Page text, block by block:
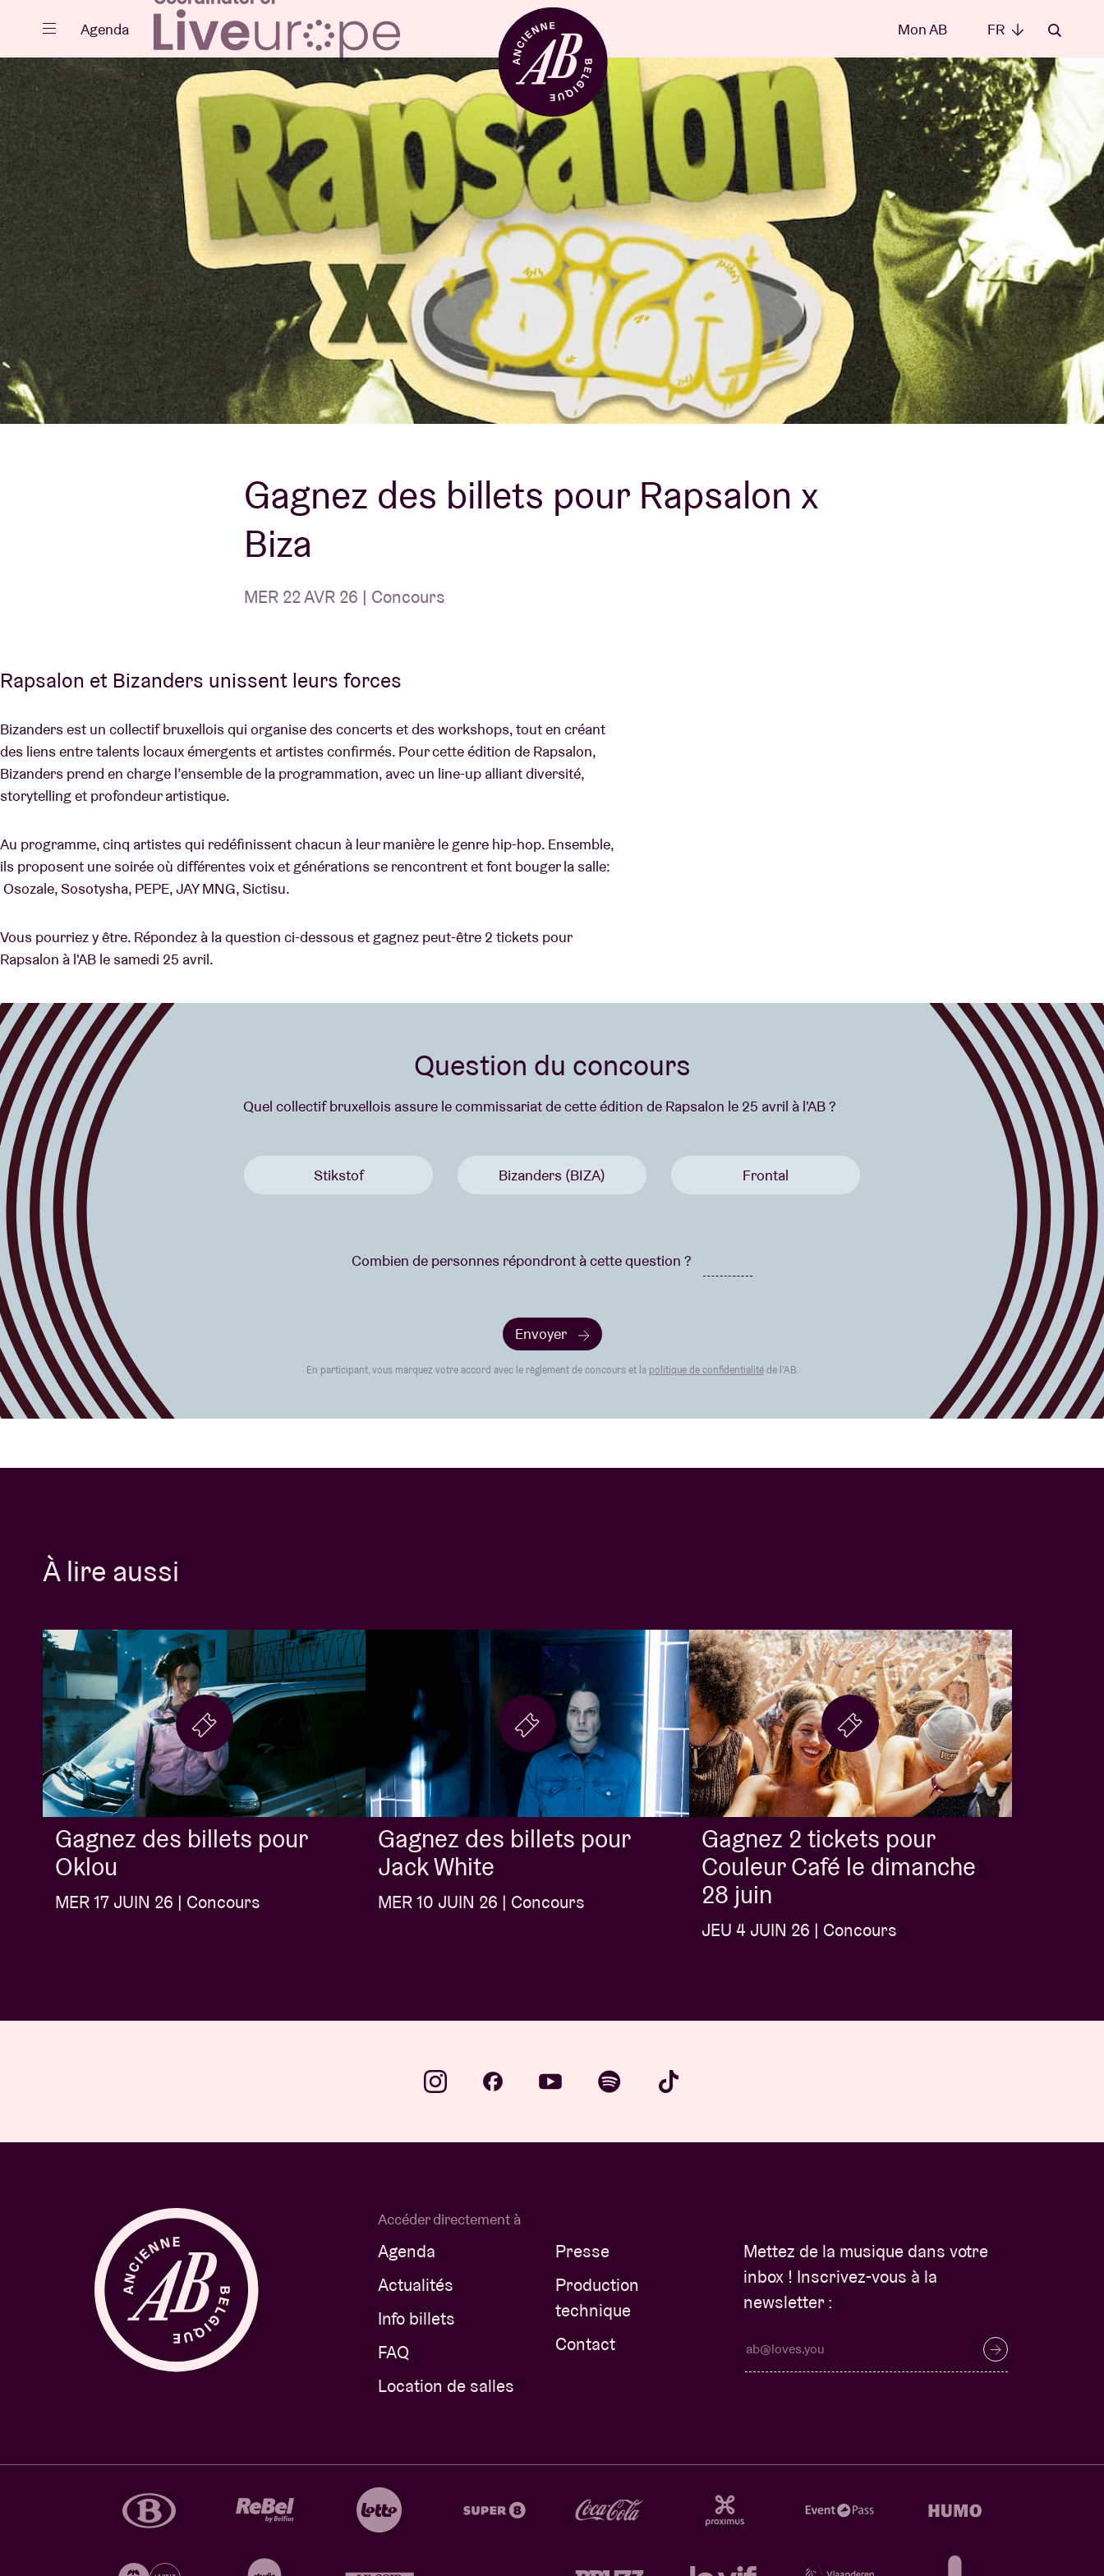
Fermer FR
Agenda
Projets
Actualités
AB ❤ you
Location de salles
BRDCST
ABtv
Chèque-concert
À propos de l'AB
Contact
Agenda Mon AB FR
Gagnez des billets pour Rapsalon x
Biza
MER 22 AVR 26 | Concours
Rapsalon et Bizanders unissent leurs forces
Bizanders est un collectif bruxellois qui organise des concerts et des workshops, tout en créant
des liens entre talents locaux émergents et artistes confirmés. Pour cette édition de Rapsalon,
Bizanders prend en charge l’ensemble de la programmation, avec un line-up alliant diversité,
storytelling et profondeur artistique.
Au programme, cinq artistes qui redéfinissent chacun à leur manière le genre hip-hop. Ensemble,
ils proposent une soirée où différentes voix et générations se rencontrent et font bouger la salle:
Osozale, Sosotysha, PEPE, JAY MNG, Sictisu.
Vous pourriez y être. Répondez à la question ci-dessous et gagnez peut-être 2 tickets pour
Rapsalon à l'AB le samedi 25 avril.
Question du concours
Quel collectif bruxellois assure le commissariat de cette édition de Rapsalon le 25 avril à l'AB ?
Stikstof Bizanders (BIZA) Frontal
Combien de personnes répondront à cette question ?
Envoyer
En participant, vous marquez votre accord avec le règlement de concours et la politique de confidentialitéde l’AB.
À lire aussi
Gagnez des billets pour
Oklou
MER 17 JUIN 26 | Concours
Gagnez des billets pour
Jack White
MER 10 JUIN 26 | Concours
Gagnez 2 tickets pour
Couleur Café le dimanche
28 juin
JEU 4 JUIN 26 | Concours
Accéder directement à
Agenda
Actualités
Info billets
FAQ
Location de salles
Presse
Production
technique
Contact
Mettez de la musique dans votre
inbox ! Inscrivez-vous à la
newsletter :